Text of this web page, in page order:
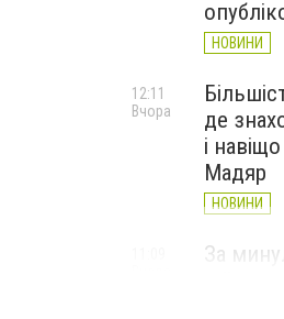
НОВИНИ
де
і
Мадяр
НОВИНИ
12:11
Вчора
За